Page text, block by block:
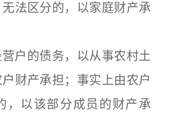
法区分的，以家庭财产承
的债务，以从事农村土
财产承担；事实上由农户
，以该部分成员的财产承